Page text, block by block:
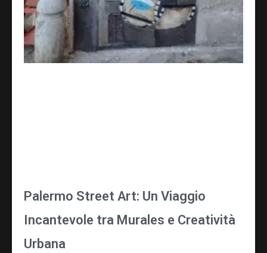
Palermo Street Art: Un Viaggio
Incantevole tra Murales e Creatività
Urbana